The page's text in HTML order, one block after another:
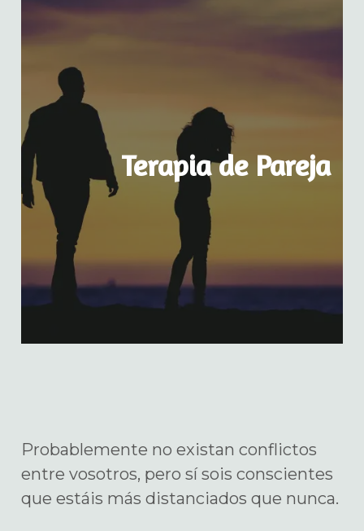
Terapia de Pareja
Probablemente no existan conflictos
entre vosotros, pero sí sois conscientes
que estáis más distanciados que nunca.